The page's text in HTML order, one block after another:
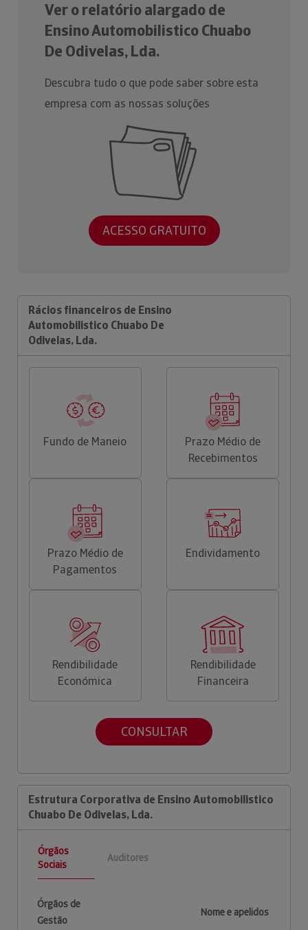
Ver o relatório alargado de
Ensino Automobilistico Chuabo
De Odivelas, Lda.
Descubra tudo o que pode saber sobre esta
empresa com as nossas soluções
ACESSO GRATUITO
Rácios financeiros de Ensino
Automobilistico Chuabo De
Odivelas, Lda.
Fundo de Maneio
Prazo Médio de
Recebimentos
Prazo Médio de
Pagamentos
Endividamento
Rendibilidade
Económica
Rendibilidade
Financeira
CONSULTAR
Estrutura Corporativa de Ensino Automobilistico
Chuabo De Odivelas, Lda.
Órgãos
Sociais
Auditores
Órgãos de
Gestão
Nome e apelidos